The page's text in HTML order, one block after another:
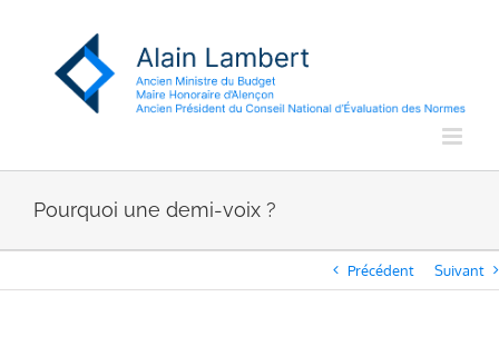
Pourquoi une demi-voix ?
Précédent Suivant